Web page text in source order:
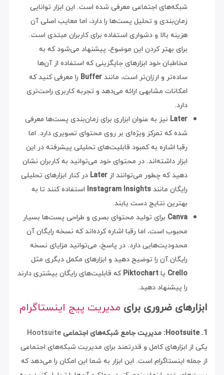
شبکه‌های اجتماعی معرفی شده است. این ابزار توانایی
زمان‌بندی و تحلیل پست‌ها را دارد، اما معایب اصلی آن
هزینه بالا و دشواری استفاده برای کاربران مبتدی است.
برای بهتر کردن این موضوع، پیشنهاد می‌شود که به
مخاطبان خود ابزارهای جایگزینی که استفاده از آن‌ها
ساده‌تر و ارزان‌تر است، مانندBuffer را معرفی کنید که
امکانات مشابهی ارائه می‌دهد و تجربه کاربری راحت‌تری
دارد.
Later نیز به عنوان ابزاری برای زمان‌بندی پست‌ها معرفی
شده که تمرکز ویژه‌ای بر روی محتوای تصویری دارد. اما
رقبا اشاره به کمبود قابلیت‌های تحلیلی پیشرفته در این
ابزار داشته‌اند. در محتوای خود می‌توانید به کاربران نشان
دهید که چطور می‌توانند ازLater در کنار ابزارهای تحلیلی
رایگان مانندInstagram Insights استفاده کنند تا به
بهترین نتایج دست یابند.
Canva برای تولید محتوای بصری و طراحی پست‌ها بسیار
محبوب است، اما رقبا اشاره کرده‌اند که نسخه رایگان آن
محدودیت‌هایی دارد. در پاسخ، می‌توانید مزایای نسخه
رایگان آن را توضیح دهید و ابزارهای مکمل دیگری مثل
Crello یاPiktochartکه قابلیت‌های رایگان بیشتری دارند
را پیشنهاد دهید.
ابزارهای ضروری برای مدیریت پیج اینستاگرام
1. Hootsuite: مدیریت جامع شبکه‌های اجتماعی
Hootsuite
یکی از ابزارهای کامل و قدرتمند برای مدیریت شبکه‌های اجتماعی
از جمله اینستاگرام است. این ابزار به شما این امکان را می‌دهد که